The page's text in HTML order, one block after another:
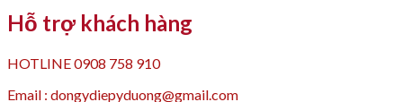
Hỗ trợ khách hàng
HOTLINE 0908 758 910
Email : dongydiepyduong@gmail.com